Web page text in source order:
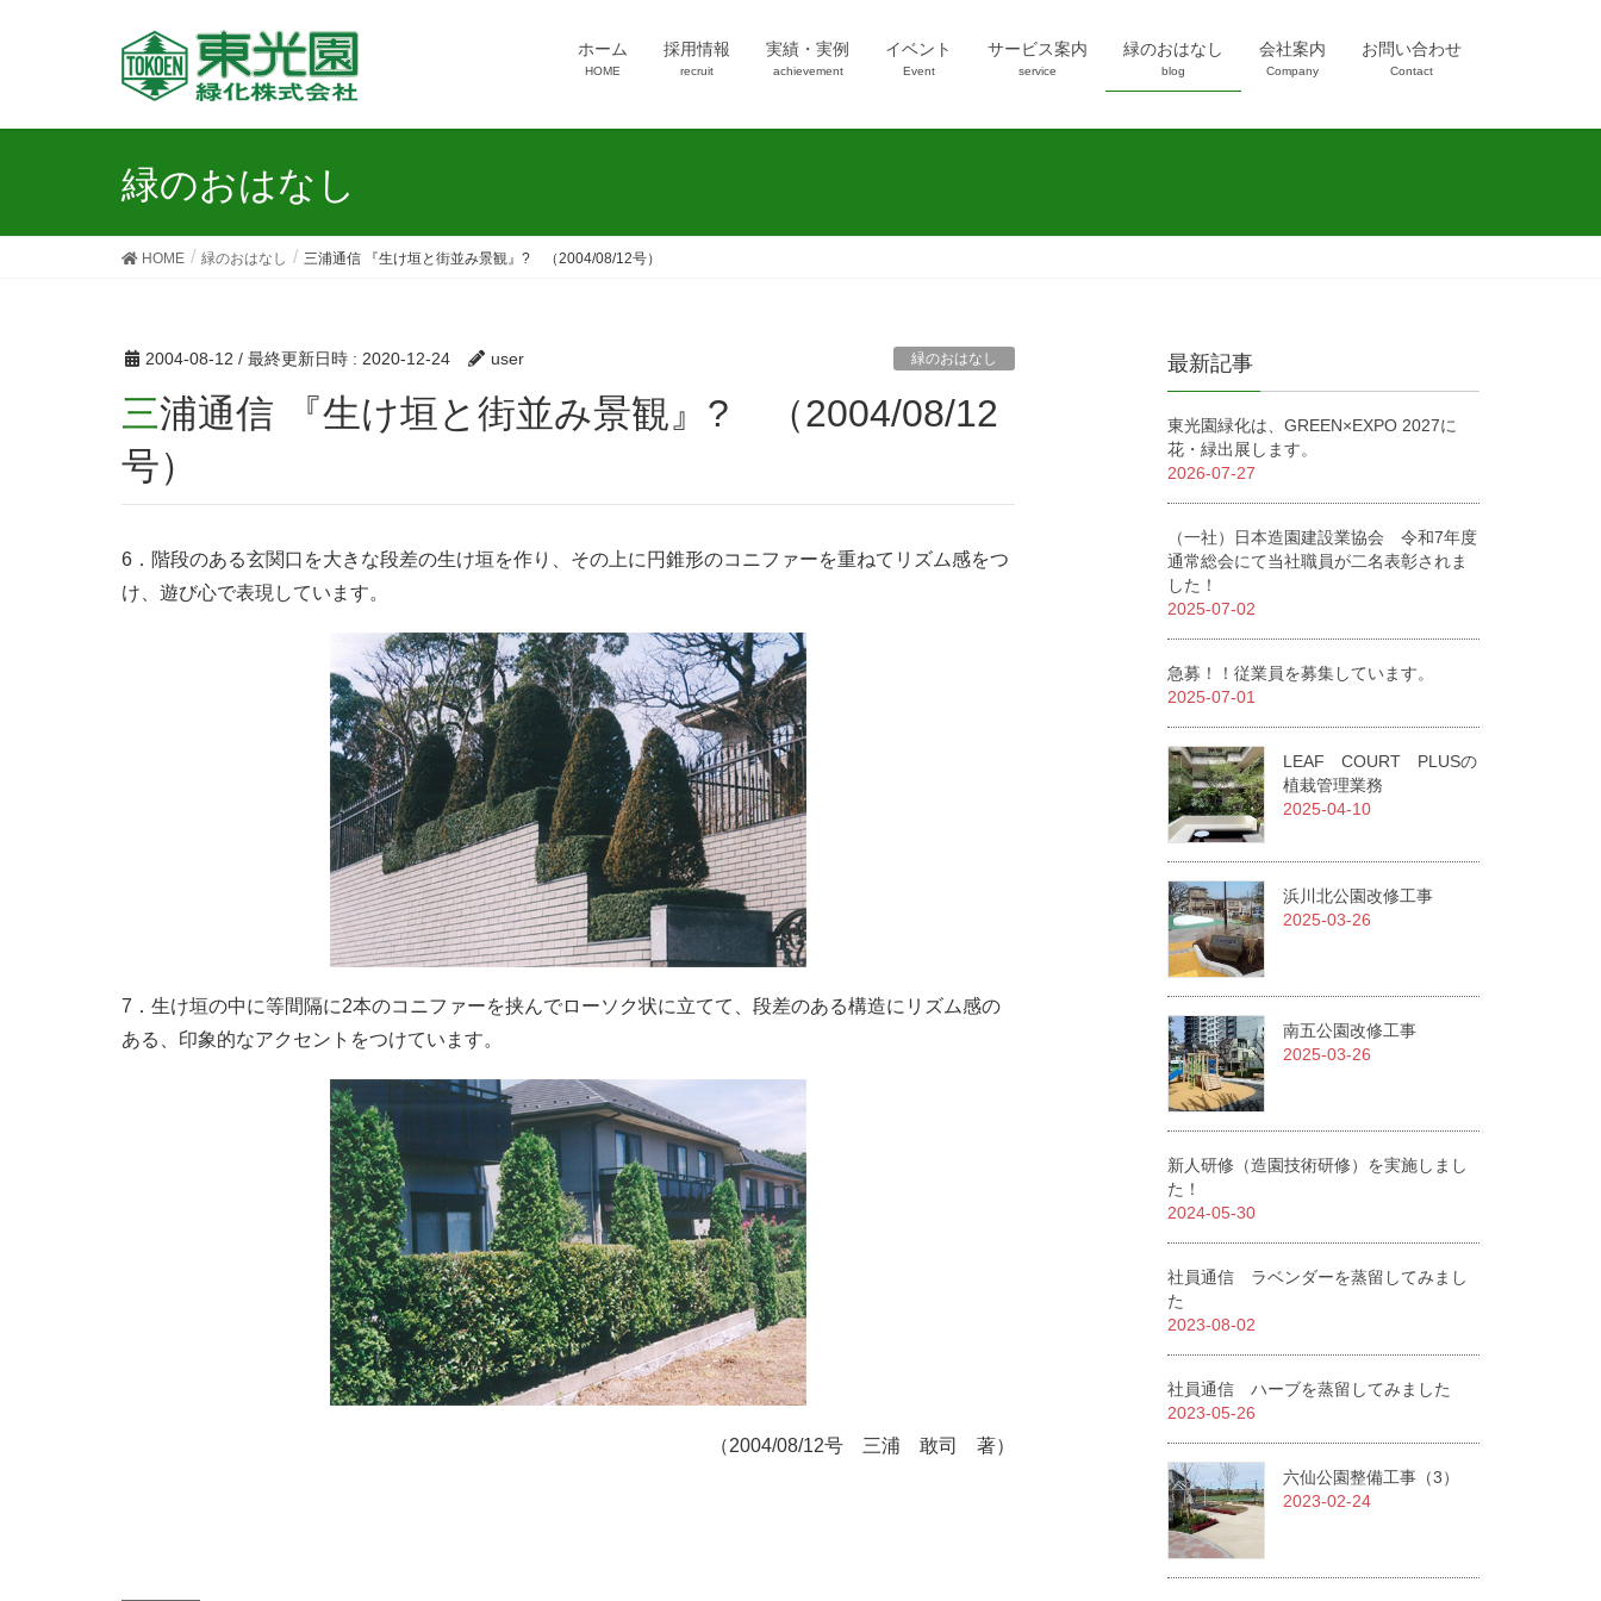
ホーム
HOME
採用情報
recruit
実績・実例
achievement
イベント
Event
サービス案内
service
緑のおはなし
blog
会社案内
Company
お問い合わせ
Contact
緑のおはなし
HOME 緑のおはなし 三浦通信 『生け垣と街並み景観』? （2004/08/12号）
2004-08-12 / 最終更新日時 : 2020-12-24 user 緑のおはなし
三浦通信 『生け垣と街並み景観』? （2004/08/12
号）
6．階段のある玄関口を大きな段差の生け垣を作り、その上に円錐形のコニファーを重ねてリズム感をつ
け、遊び心で表現しています。
7．生け垣の中に等間隔に2本のコニファーを挟んでローソク状に立てて、段差のある構造にリズム感の
ある、印象的なアクセントをつけています。
（2004/08/12号 三浦 敢司 著）
最新記事
東光園緑化は、GREEN×EXPO 2027に
花・緑出展します。
2026-07-27
（一社）日本造園建設業協会 令和7年度
通常総会にて当社職員が二名表彰されま
した！
2025-07-02
急募！！従業員を募集しています。
2025-07-01
LEAF COURT PLUSの
植栽管理業務
2025-04-10
浜川北公園改修工事
2025-03-26
南五公園改修工事
2025-03-26
新人研修（造園技術研修）を実施しまし
た！
2024-05-30
社員通信 ラベンダーを蒸留してみまし
た
2023-08-02
社員通信 ハーブを蒸留してみました
2023-05-26
六仙公園整備工事（3）
2023-02-24